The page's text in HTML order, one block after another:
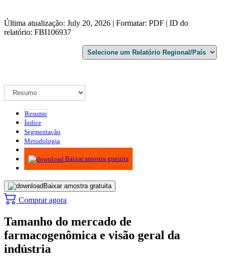
Última atualização: July 20, 2026 | Formatar: PDF | ID do
relatório: FBI106937
Resumo
Índice
Segmentação
Metodologia
Infográficos
Baixar amostra gratuita
Baixar amostra gratuita
Comprar agora
Tamanho do mercado de
farmacogenômica e visão geral da
indústria